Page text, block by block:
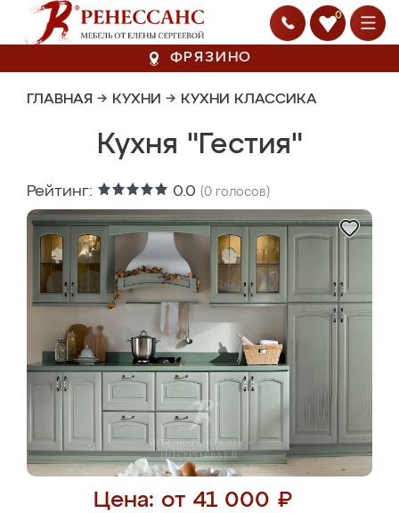
0
ФРЯЗИНО
ГЛАВНАЯ → КУХНИ → КУХНИ КЛАССИКА
Кухня "Гестия"
Рейтинг: 0.0 (0 голосов)
Цена: от 41 000 ₽